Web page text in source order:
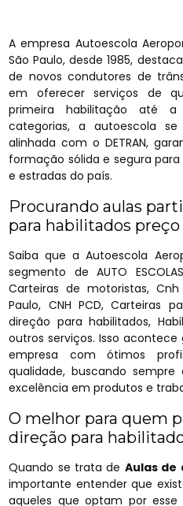
A empresa Autoescola
São Paulo, desde 1985,
de novos condutores de
em oferecer serviços de
primeira habilitação até
categorias, a autoescola
alinhada com o DETRAN,
formação sólida e segura
e estradas do país.
Procurando aulas
para habilitados
Saiba que a Autoescola
segmento de AUTO
Carteiras de motoristas,
Paulo, CNH PCD, Carteiras
direção para habilitados,
outros serviços. Isso
empresa com ótimos
qualidade, buscando
excelência em produtos e
O melhor para quem
direção para
Quando se trata de Aulas de
importante entender que
aqueles que optam por esse